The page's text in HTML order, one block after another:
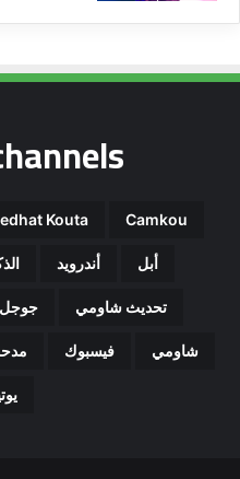
Camkou
Kouta
أبل أندرويد
تحديث شاومي جوجل
شاومي فيسبوك